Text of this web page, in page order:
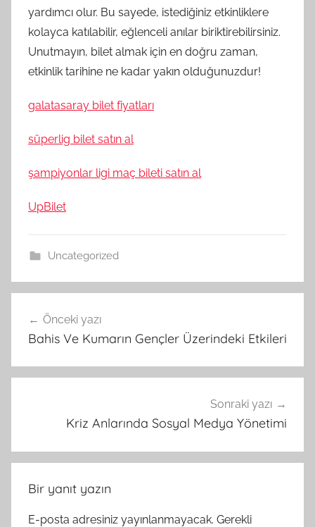
yardımcı olur. Bu sayede, istediğiniz etkinliklere
kolayca katılabilir, eğlenceli anılar biriktirebilirsiniz.
Unutmayın, bilet almak için en doğru zaman,
etkinlik tarihine ne kadar yakın olduğunuzdur!
galatasaray bilet fiyatları
süperlig bilet satın al
şampiyonlar ligi maç bileti satın al
UpBilet
Uncategorized
gezinmesi
Önceki yazı
Bahis Ve Kumarın Gençler Üzerindeki Etkileri
Sonraki yazı
Kriz Anlarında Sosyal Medya Yönetimi
Bir yanıt yazın
E-posta adresiniz yayınlanmayacak. Gerekli